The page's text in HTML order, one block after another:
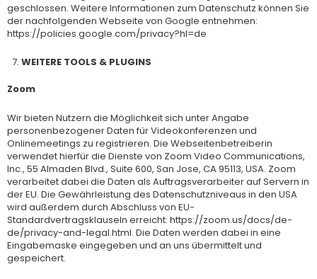
geschlossen. Weitere Informationen zum Datenschutz können Sie
der nachfolgenden Webseite von Google entnehmen:
https://policies.google.com/privacy?hl=de
WEITERE TOOLS & PLUGINS
Zoom
Wir bieten Nutzern die Möglichkeit sich unter Angabe
personenbezogener Daten für Videokonferenzen und
Onlinemeetings zu registrieren. Die Webseitenbetreiberin
verwendet hierfür die Dienste von Zoom Video Communications,
Inc., 55 Almaden Blvd., Suite 600, San Jose, CA 95113, USA. Zoom
verarbeitet dabei die Daten als Auftragsverarbeiter auf Servern in
der EU. Die Gewährleistung des Datenschutzniveaus in den USA
wird außerdem durch Abschluss von EU-
Standardvertragsklauseln erreicht: https://zoom.us/docs/de-
de/privacy-and-legal.html. Die Daten werden dabei in eine
Eingabemaske eingegeben und an uns übermittelt und
gespeichert.